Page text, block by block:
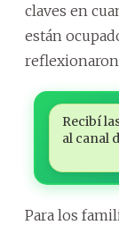
claves en
están
Recibí
al canal
Para los